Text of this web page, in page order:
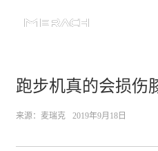
跑步机真的会损伤
来源： 麦瑞克 2019年9月18日